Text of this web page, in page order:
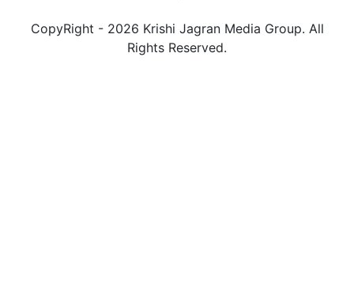
CopyRight - 2026 Krishi Jagran Media Group. All
Rights Reserved.